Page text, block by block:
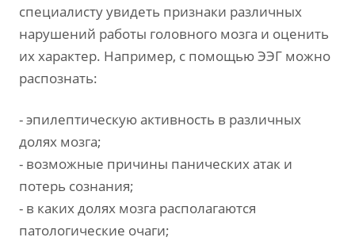
специалисту увидеть признаки различных
нарушений работы головного мозга и оценить
их характер. Например, с помощью ЭЭГ можно
распознать:
- эпилептическую активность в различных
долях мозга;
- возможные причины панических атак и
потерь сознания;
- в каких долях мозга располагаются
патологические очаги;